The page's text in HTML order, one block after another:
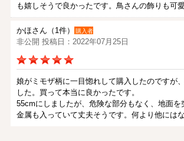
も嬉しそうで良かったです。鳥さんの飾りも可愛
かほさん（1件） 購入者
非公開 投稿日：2022年07月25日
娘がミモザ柄に一目惚れして購入したのですが
した。買って本当に良かったです。
55cmにしましたが、危険な部分もなく、地面を
金属も入っていて丈夫そうです。何より他には